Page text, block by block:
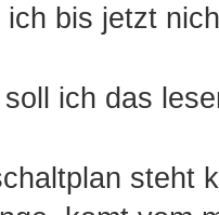
ich bis jetzt
ich das
steht